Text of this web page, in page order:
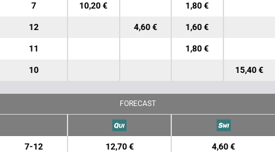
7 10,20 € 1,80 €
12 4,60 € 1,60 €
11 1,80 €
10 15,40 €
FORECAST
7-12 12,70 € 4,60 €